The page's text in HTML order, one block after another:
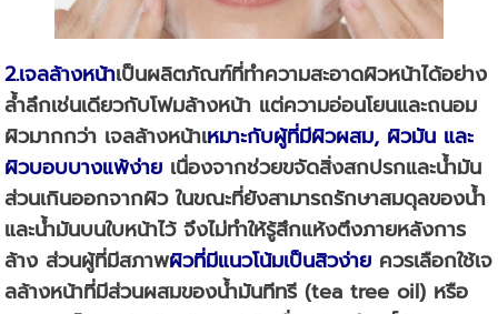
2.เจลล้างหน้าเป็นผลิตภัณฑ์ที่ทำความสะอาดผิวหน้าได้อย่าง
ล้ำลึกเช่นเดียวกับโฟมล้างหน้า แต่ความอ่อนโยนและถนอม
ผิวมากกว่า เจลล้างหน้าเหมาะกับผู้ที่มีผิวผสม, ผิวมัน และ
ผิวบอบบางแพ้ง่าย เนื่องจากช่วยขจัดสิ่งสกปรกและน้ำมัน
ส่วนเกินออกจากผิว ในขณะที่ยังสามารถรักษาสมดุลของน้ำ
และน้ำมันบนใบหน้าไว้ จึงไม่ทำให้รู้สึกแห้งตึงภายหลังการ
ล้าง ส่วนผู้ที่มีสภาพผิวที่มีแนวโน้มเป็นสิวง่าย ควรเลือกใช้เจ
ลล้างหน้าที่มีส่วนผสมของน้ำมันทีทรี (tea tree oil) หรือ